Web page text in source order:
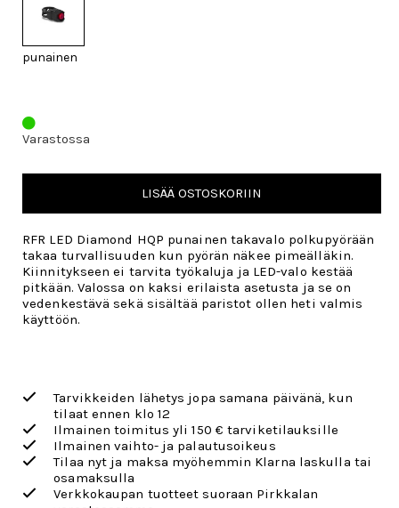
punainen
Varastossa
LISÄÄ OSTOSKORIIN
RFR LED Diamond HQP punainen takavalo polkupyörään
takaa turvallisuuden kun pyörän näkee pimeälläkin.
Kiinnitykseen ei tarvita työkaluja ja LED-valo kestää
pitkään. Valossa on kaksi erilaista asetusta ja se on
vedenkestävä sekä sisältää paristot ollen heti valmis
käyttöön.
Tarvikkeiden lähetys jopa samana päivänä, kun
tilaat ennen klo 12
Ilmainen toimitus yli 150 € tarviketilauksille
Ilmainen vaihto- ja palautusoikeus
Tilaa nyt ja maksa myöhemmin Klarna laskulla tai
osamaksulla
Verkkokaupan tuotteet suoraan Pirkkalan